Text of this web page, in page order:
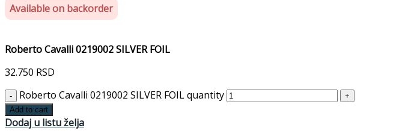
Available on backorder
Roberto Cavalli 0219002 SILVER FOIL
32.750 RSD
Roberto Cavalli 0219002 SILVER FOIL quantity
Add to cart
Dodaj u listu želja